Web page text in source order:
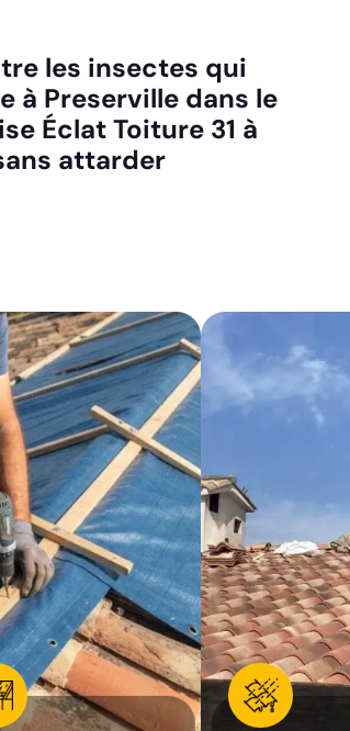
les insectes qui
à Preserville dans le
Éclat Toiture 31 à
attarder